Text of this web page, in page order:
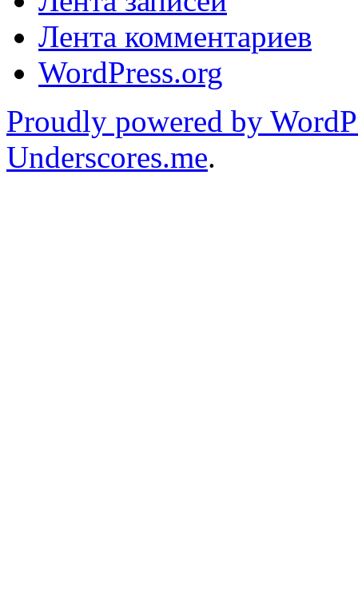
Лента комментариев
WordPress.org
Proudly powered by
Underscores.me.